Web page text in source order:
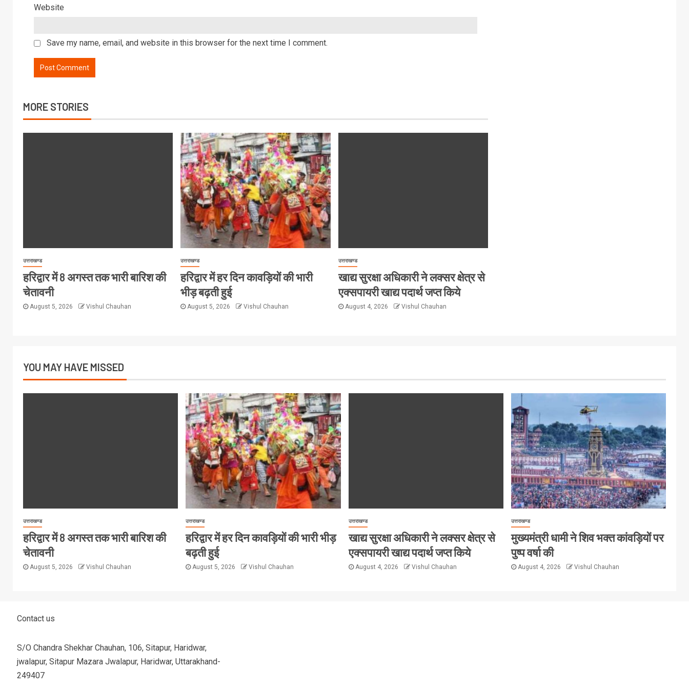
Website
Save my name, email, and website in this browser for the next time I comment.
MORE STORIES
उत्तराखण्ड
हरिद्वार में 8 अगस्त तक भारी बारिश की
चेतावनी
August 5, 2026 Vishul Chauhan
उत्तराखण्ड
हरिद्वार में हर दिन कावड़ियों की भारी
भीड़ बढ़ती हुई
August 5, 2026 Vishul Chauhan
उत्तराखण्ड
खाद्य सुरक्षा अधिकारी ने लक्सर क्षेत्र से
एक्सपायरी खाद्य पदार्थ जप्त किये
August 4, 2026 Vishul Chauhan
YOU MAY HAVE MISSED
उत्तराखण्ड
हरिद्वार में 8 अगस्त तक भारी बारिश की
चेतावनी
August 5, 2026 Vishul Chauhan
उत्तराखण्ड
हरिद्वार में हर दिन कावड़ियों की भारी भीड़
बढ़ती हुई
August 5, 2026 Vishul Chauhan
उत्तराखण्ड
खाद्य सुरक्षा अधिकारी ने लक्सर क्षेत्र से
एक्सपायरी खाद्य पदार्थ जप्त किये
August 4, 2026 Vishul Chauhan
उत्तराखण्ड
मुख्यमंत्री धामी ने शिव भक्त कांवड़ियों पर
पुष्प वर्षा की
August 4, 2026 Vishul Chauhan
Contact us
S/O Chandra Shekhar Chauhan, 106, Sitapur, Haridwar,
jwalapur, Sitapur Mazara Jwalapur, Haridwar, Uttarakhand-
249407